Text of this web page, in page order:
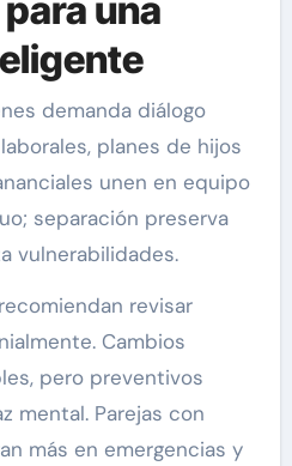
una
demanda diálogo
planes de hijos
unen en equipo
separación preserva
vulnerabilidades.
revisar
Cambios
pero preventivos
mental. Parejas con
más en emergencias y